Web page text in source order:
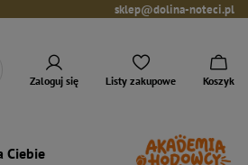
sklep@dolina-noteci.pl
Zaloguj się Listy zakupowe Koszyk
Ciebie